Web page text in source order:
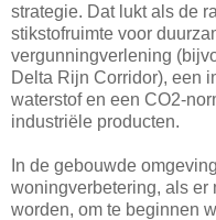
strategie. Dat lukt als de
stikstofruimte voor
vergunningverlening
Delta Rijn Corridor), een
waterstof en een CO2-
industriële producten.
In de gebouwde
woningverbetering, als er
worden, om te beginnen